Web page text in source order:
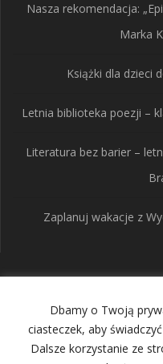
Dbamy o Twoją
ciasteczek, aby
Dalsze korzystanie ze
Nasza rekomendacja:
Marka
Książki dla dzieci
Letnia biblioteka poezji –
Literatura bez barier –
Zaplanuj wakacje z